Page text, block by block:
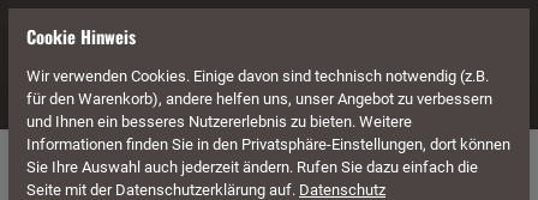
Navigation
Häuser & Pavillons Gartenhäuser CrossCube Häuser
Cookie Hinweis
Wir verwenden Cookies. Einige davon sind technisch notwendig (z.B.
für den Warenkorb), andere helfen uns, unser Angebot zu verbessern
und Ihnen ein besseres Nutzererlebnis zu bieten. Weitere
Informationen finden Sie in den Privatsphäre-Einstellungen, dort können
Sie Ihre Auswahl auch jederzeit ändern. Rufen Sie dazu einfach die
Seite mit der Datenschutzerklärung auf. Datenschutz